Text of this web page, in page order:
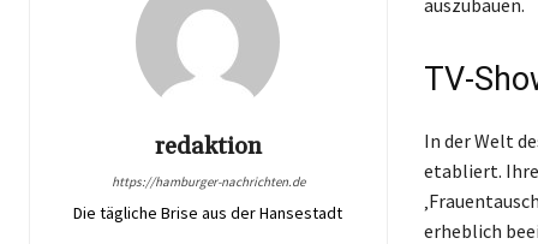
redaktion
https://hamburger-nachrichten.de
Die tägliche Brise aus der Hansestadt
TV-
In der Welt
etabliert. Ihre
erheblich